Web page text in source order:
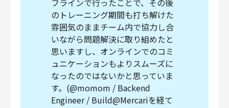
フラインで行ったことで、その後
のトレーニング期間も打ち解けた
雰囲気のままチーム内で協力し合
いながら問題解決に取り組めたと
思いますし、オンラインでのコミ
ュニケーションもよりスムーズに
なったのではないかと思っていま
す。(@momom / Backend
Engineer / Build@Mercariを経て